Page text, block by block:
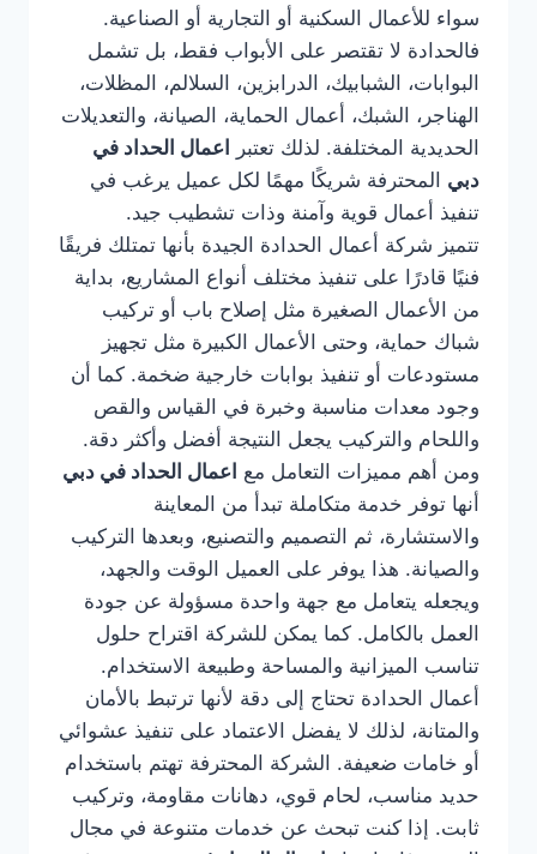
سواء للأعمال السكنية أو التجارية أو الصناعية.
فالحدادة لا تقتصر على الأبواب فقط، بل تشمل
البوابات، الشبابيك، الدرابزين، السلالم، المظلات،
الهناجر، الشبك، أعمال الحماية، الصيانة، والتعديلات
الحديدية المختلفة. لذلك تعتبر
اعمال الحداد في
دبي المحترفة شريكًا مهمًا لكل عميل يرغب في
تنفيذ أعمال قوية وآمنة وذات تشطيب جيد.
تتميز شركة أعمال الحدادة الجيدة بأنها تمتلك فريقًا
فنيًا قادرًا على تنفيذ مختلف أنواع المشاريع، بداية
من الأعمال الصغيرة مثل إصلاح باب أو تركيب
شباك حماية، وحتى الأعمال الكبيرة مثل تجهيز
مستودعات أو تنفيذ بوابات خارجية ضخمة. كما أن
وجود معدات مناسبة وخبرة في القياس والقص
واللحام والتركيب يجعل النتيجة أفضل وأكثر دقة.
ومن أهم مميزات التعامل مع اعمال الحداد في دبي
أنها توفر خدمة متكاملة تبدأ من المعاينة
والاستشارة، ثم التصميم والتصنيع، وبعدها التركيب
والصيانة. هذا يوفر على العميل الوقت والجهد،
ويجعله يتعامل مع جهة واحدة مسؤولة عن جودة
العمل بالكامل. كما يمكن للشركة اقتراح حلول
تناسب الميزانية والمساحة وطبيعة الاستخدام.
أعمال الحدادة تحتاج إلى دقة لأنها ترتبط بالأمان
والمتانة، لذلك لا يفضل الاعتماد على تنفيذ عشوائي
أو خامات ضعيفة. الشركة المحترفة تهتم باستخدام
حديد مناسب، لحام قوي، دهانات مقاومة، وتركيب
ثابت. إذا كنت تبحث عن خدمات متنوعة في مجال